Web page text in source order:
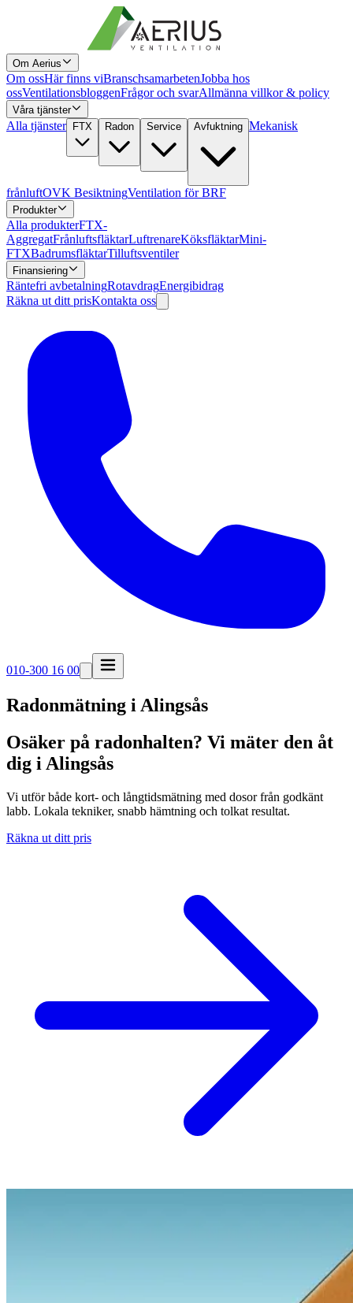
Om Aerius
Om ossHär finns viBranschsamarbetenJobba hos
ossVentilationsbloggenFrågor och svarAllmänna villkor & policy
Våra tjänster
Alla tjänster FTX Radon Service Avfuktning Mekanisk
frånluftOVK BesiktningVentilation för BRF
Produkter
Alla produkterFTX-
AggregatFrånluftsfläktarLuftrenareKöksfläktarMini-
FTXBadrumsfläktarTilluftsventiler
Finansiering
Räntefri avbetalningRotavdragEnergibidrag
Räkna ut ditt prisKontakta oss
010-300 16 00
Radonmätning i Alingsås
Osäker på radonhalten? Vi mäter den åt
dig i Alingsås
Vi utför både kort- och långtidsmätning med dosor från godkänt
labb. Lokala tekniker, snabb hämtning och tolkat resultat.
Räkna ut ditt pris